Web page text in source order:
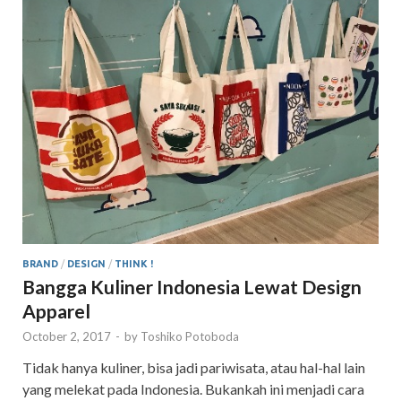
BRAND / DESIGN / THINK !
Bangga Kuliner Indonesia Lewat Design
Apparel
October 2, 2017 - by Toshiko Potoboda
Tidak hanya kuliner, bisa jadi pariwisata, atau hal-hal lain
yang melekat pada Indonesia. Bukankah ini menjadi cara